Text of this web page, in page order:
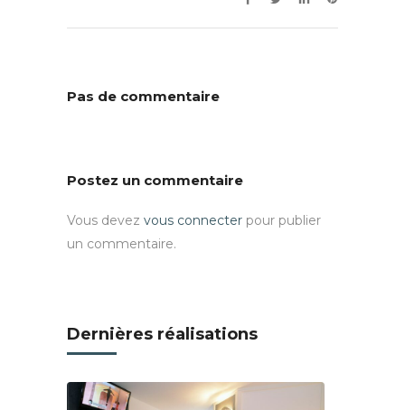
Pas de commentaire
Postez un commentaire
Vous devez vous connecter pour publier
un commentaire.
Dernières réalisations